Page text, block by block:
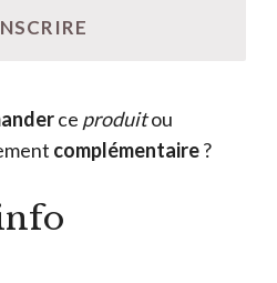
ce produitou
complémentaire?